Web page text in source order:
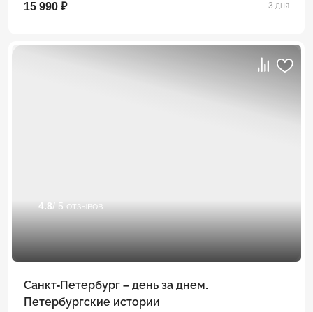
15 990 ₽ 3 дня
4.8/ 5 отзывов
Санкт-Петербург – день за днем.
Петербургские истории